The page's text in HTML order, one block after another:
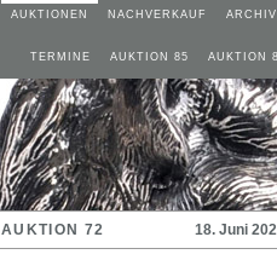
AUKTIONEN NACHVERKAUF ARCHIV
TERMINE AUKTION 85 AUKTION
AUKTION 72 18. Juni